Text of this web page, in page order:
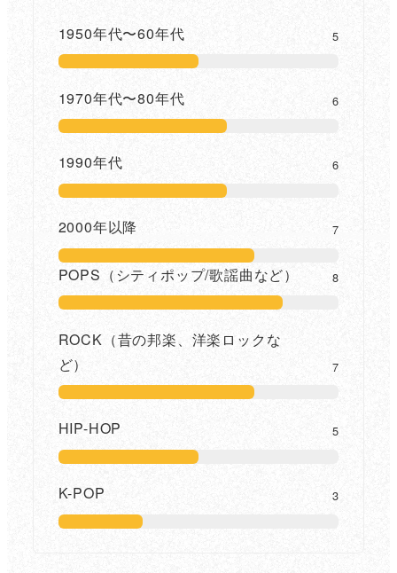
1950年代〜60年代 5
1970年代〜80年代 6
1990年代 6
2000年以降 7
POPS（シティポップ/歌謡曲など） 8
ROCK（昔の邦楽、洋楽ロックな
ど）
7
HIP-HOP 5
K-POP 3